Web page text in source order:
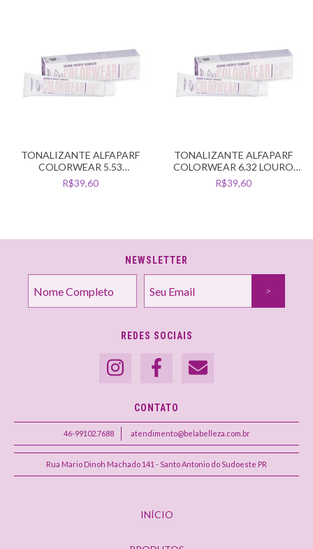
TONALIZANTE ALFAPARF
COLORWEAR 5.53
CASTANHO CLARO ACAJU
DOURADO
R$39,60
TONALIZANTE ALFAPARF
COLORWEAR 6.32 LOURO
ESC DOURADO IRISE
R$39,60
NEWSLETTER
REDES SOCIAIS
CONTATO
46-99102.7688 atendimento@belabelleza.com.br
Rua Mario Dinoh Machado 141 - Santo Antonio do Sudoeste PR
INÍCIO